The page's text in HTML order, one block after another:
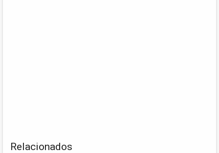
Relacionados